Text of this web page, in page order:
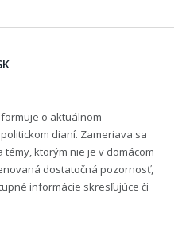
o aktuálnom
dianí. Zameriava sa
ktorým nie je v domácom
dostatočná pozornosť,
informácie skresľujúce či